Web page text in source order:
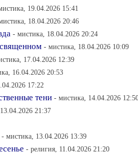
19.04.2026 15:41
18.04.2026 20:46
- мистика, 18.04.2026 20:24
- мистика, 18.04.2026 10:09
17.04.2026 12:39
16.04.2026 20:53
17:22
тени - мистика, 14.04.2026
21:37
- мистика, 13.04.2026 13:39
- религия, 11.04.2026 21:20